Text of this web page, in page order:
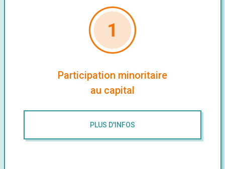
Participation minoritaire
au capital
PLUS D'INFOS